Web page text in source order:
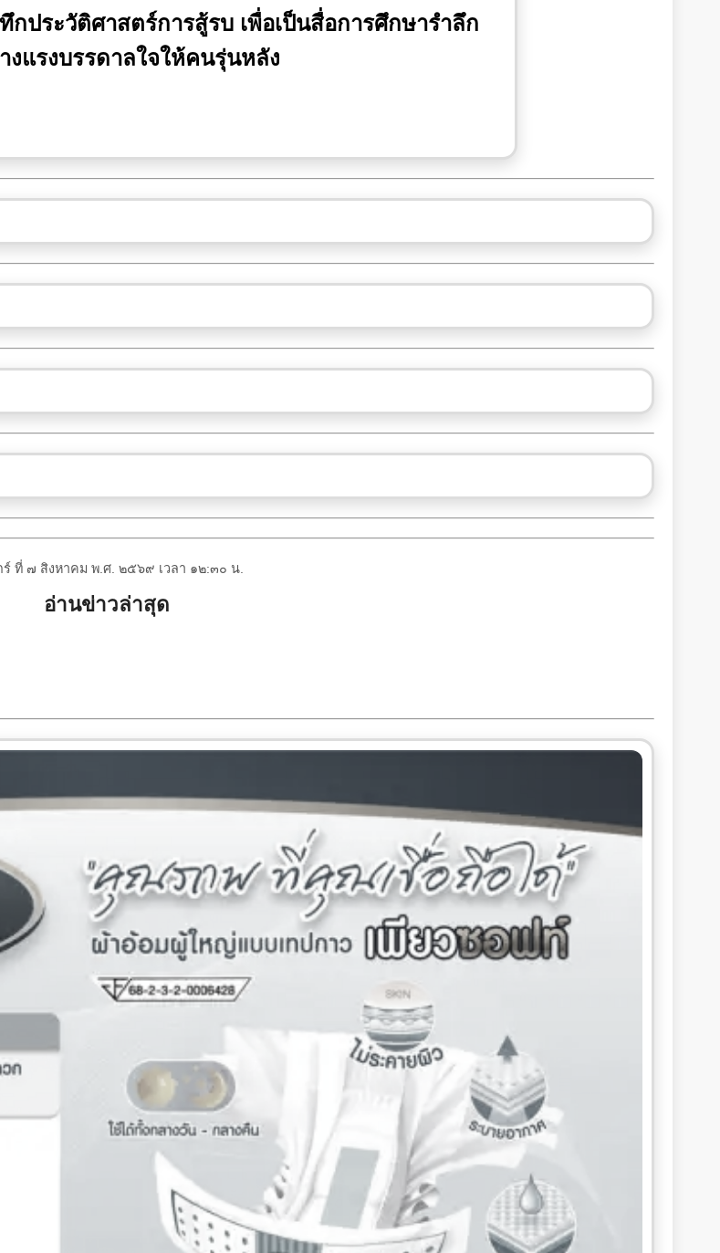
ประวัติศาสตร์การสู้รบ เพื่อเป็นสื่อการศึกษารำลึก
งแรงบรรดาลใจให้คนรุ่นหลัง
ร์ ที่ ๗ สิงหาคม พ.ศ. ๒๕๖๙ เวลา ๑๒:๓๐ น.
อ่านข่าวล่าสุด